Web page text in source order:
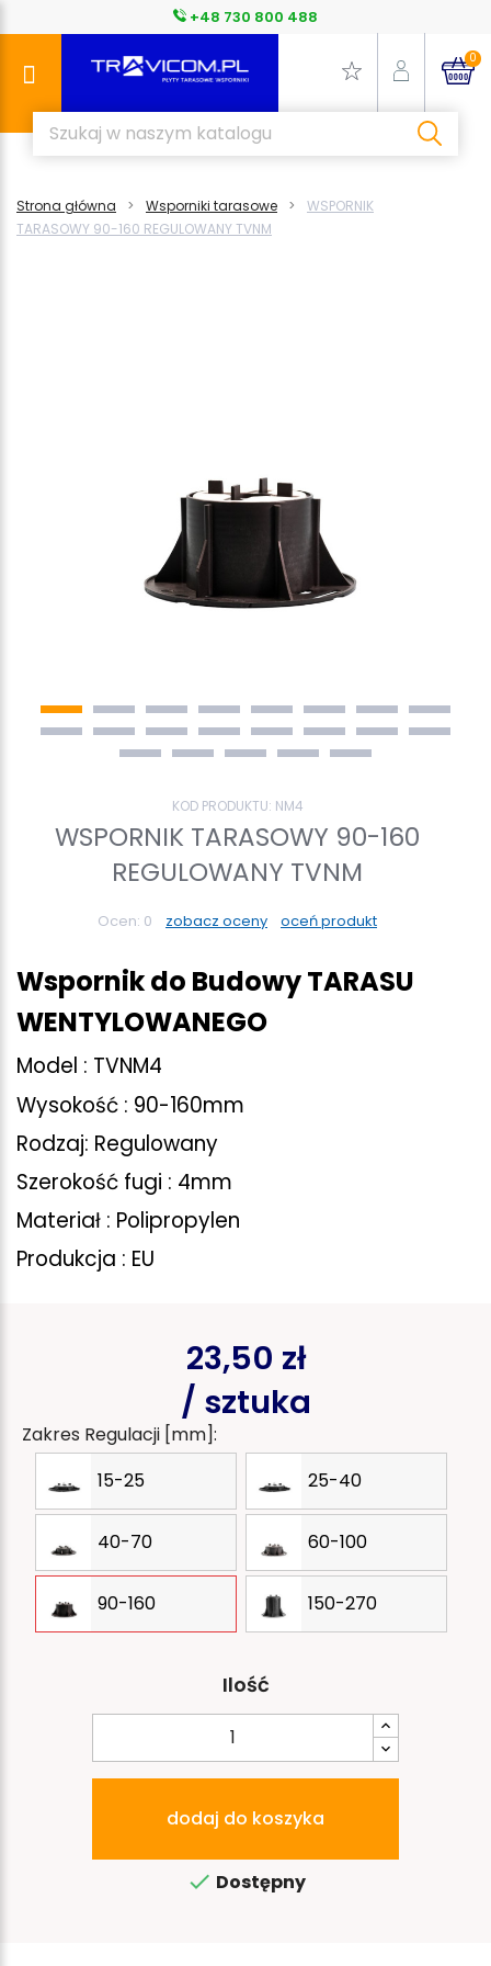
+48 730 800 488
0
Strona główna Wsporniki tarasowe
WSPORNIK
TARASOWY 90-160 REGULOWANY TVNM
KOD PRODUKTU: NM4
WSPORNIK TARASOWY 90-160
REGULOWANY TVNM
Ocen: 0 zobacz oceny oceń produkt
Wspornik do Budowy TARASU
WENTYLOWANEGO
Model : TVNM4
Wysokość : 90-160mm
Rodzaj: Regulowany
Szerokość fugi : 4mm
Materiał : Polipropylen
Produkcja : EU
23,50 zł
/ sztuka
Zakres Regulacji [mm]:
15-25
25-40
40-70 60-100
90-160 150-270
Ilość
dodaj do koszyka
 Dostępny